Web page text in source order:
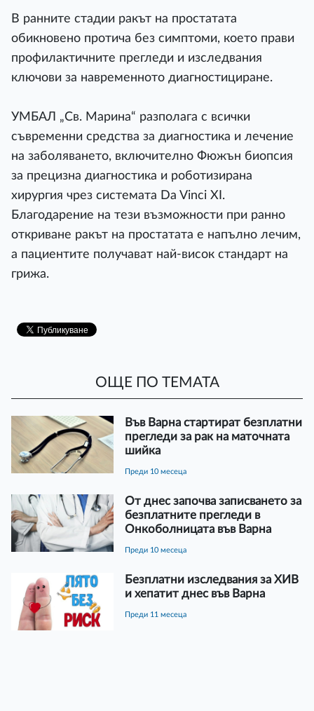
В ранните стадии ракът на простатата
обикновено протича без симптоми, което прави
профилактичните прегледи и изследвания
ключови за навременното диагностициране.
УМБАЛ „Св. Марина“ разполага с всички
съвременни средства за диагностика и лечение
на заболяването, включително Фюжън биопсия
за прецизна диагностика и роботизирана
хирургия чрез системата Da Vinci XI.
Благодарение на тези възможности при ранно
откриване ракът на простатата е напълно лечим,
а пациентите получават най-висок стандарт на
грижа.
ОЩЕ ПО ТЕМАТА
Във Варна стартират безплатни
прегледи за рак на маточната
шийка
преди 10 месеца
От днес започва записването за
безплатните прегледи в
Онкоболницата във Варна
преди 10 месеца
Безплатни изследвания за ХИВ
и хепатит днес във Варна
преди 11 месеца